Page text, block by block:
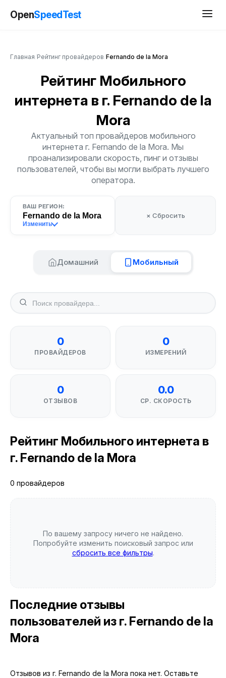
OpenSpeedTest
Главная Рейтинг провайдеров Fernando de la Mora
Рейтинг Мобильного
интернета в г. Fernando de la
Mora
Актуальный топ провайдеров мобильного
интернета г. Fernando de la Mora. Мы
проанализировали скорость, пинг и отзывы
пользователей, чтобы вы могли выбрать лучшего
оператора.
ВАШ РЕГИОН:
Fernando de la Mora
Изменить
× Сбросить
Домашний Мобильный
0
ПРОВАЙДЕРОВ
0
ИЗМЕРЕНИЙ
0
ОТЗЫВОВ
0.0
СР. СКОРОСТЬ
Рейтинг Мобильного интернета в
г. Fernando de la Mora
0 провайдеров
По вашему запросу ничего не найдено.
Попробуйте изменить поисковый запрос или
сбросить все фильтры.
Последние отзывы
пользователей из г. Fernando de la
Mora
Отзывов из г. Fernando de la Mora пока нет. Оставьте